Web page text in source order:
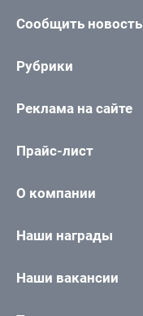
Сообщить новость
Рубрики
Реклама на сайте
Прайс-лист
О компании
Наши награды
Наши вакансии